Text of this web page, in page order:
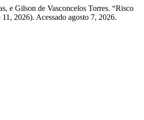
e Gilson de Vasconcelos Torres. “Risco
2026). Acessado agosto 7, 2026.